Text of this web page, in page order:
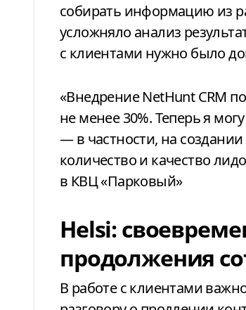
собирать информацию из
усложняло анализ
с клиентами нужно было
«Внедрение NetHunt CRM
не менее 30%. Теперь я
— в частности, на
количество и качество
в КВЦ «Парковый»
Helsi:
продолжения
В работе с клиентами